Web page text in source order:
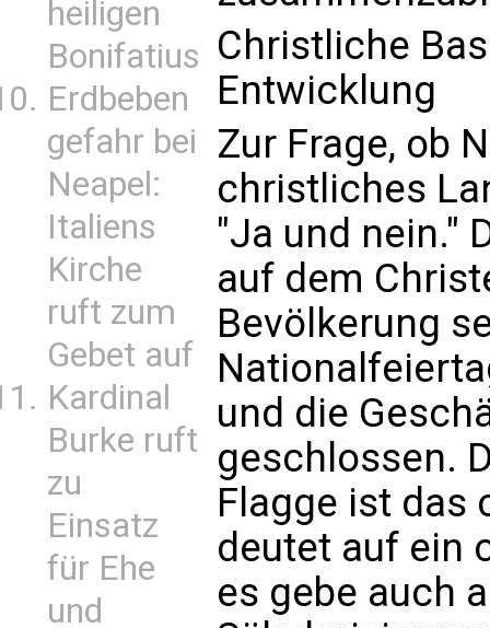
heiligen
Bonifatius
Erdbeben
gefahr bei
Neapel:
Italiens
Kirche
ruft zum
Gebet auf
Kardinal
Burke ruft
zu
Einsatz
für Ehe
und
Christliche
Entwicklung
Zur Frage, ob
christliches
"Ja und nein."
auf dem
Bevölkerung
und die
geschlossen.
Flagge ist das
deutet auf ein
es gebe auch